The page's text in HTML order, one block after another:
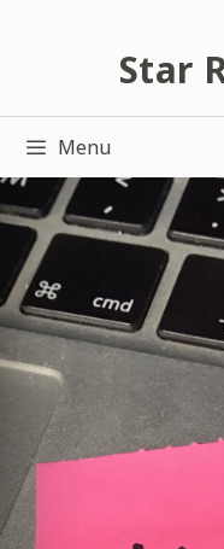
內
容
Star
Menu